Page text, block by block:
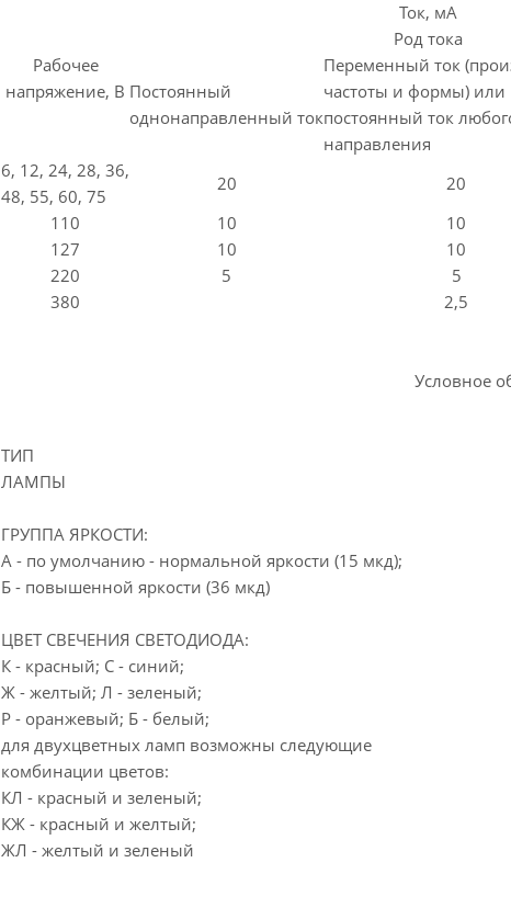
Рабочее
напряжение, В
Ток, мА
Род тока
Постоянный
однонаправленный ток
Переменный ток
частоты и формы) или
постоянный ток
направления
6, 12, 24, 28, 36,
48, 55, 60, 75
20 20
110
10 10
127
10 10
220
5 5
380
2,5
Условное
ТИП
ЛАМПЫ
ГРУППА ЯРКОСТИ:
А - по умолчанию - нормальной яркости (15 мкд);
Б - повышенной яркости (36 мкд)
ЦВЕТ СВЕЧЕНИЯ СВЕТОДИОДА:
К - красный; С - синий;
Ж - желтый; Л - зеленый;
Р - оранжевый; Б - белый;
для двухцветных ламп возможны следующие
комбинации цветов:
КЛ - красный и зеленый;
КЖ - красный и желтый;
ЖЛ - желтый и зеленый